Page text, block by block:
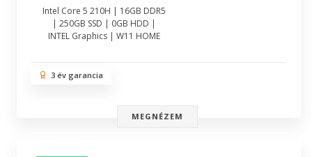
Intel Core 5 210H | 16GB DDR5
| 250GB SSD | 0GB HDD |
INTEL Graphics | W11 HOME
3 év garancia
MEGNÉZEM